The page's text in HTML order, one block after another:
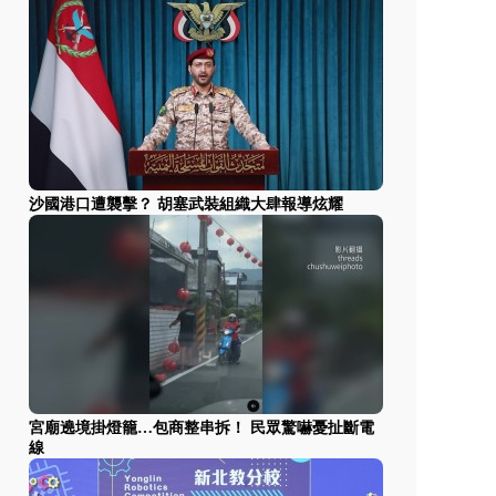
沙國港口遭襲擊？ 胡塞武裝組織大肆報導炫耀
宮廟遶境掛燈籠…包商整串拆！ 民眾驚嚇憂扯斷電
線